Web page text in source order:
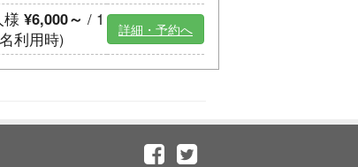
様 ¥6,000～ / 1
利用時)
詳細・予約へ